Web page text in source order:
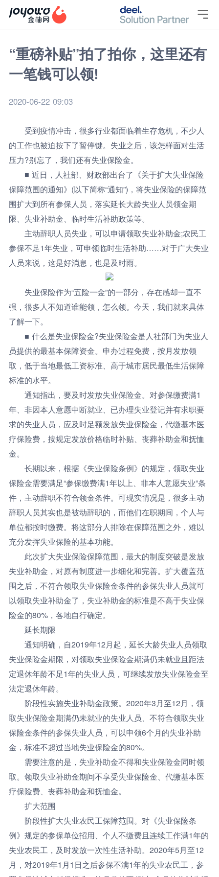

“重磅补贴”拍了拍你，这里还有
一笔钱可以领!
2020-06-22 09:03
受到疫情冲击，很多行业都面临着生存危机，不少人
的工作也被迫按下了暂停键。失业之后，该怎样面对生活
压力?别忘了，我们还有失业保险金。
■ 近日，人社部、财政部出台了《关于扩大失业保险
保障范围的通知》(以下简称“通知”)，将失业保险的保障范
围扩大到所有参保人员，落实延长大龄失业人员领金期
限、失业补助金、临时生活补助政策等。
主动辞职人员失业，可以申请领取失业补助金;农民工
参保不足1年失业，可申领临时生活补助……对于广大失业
人员来说，这是好消息，也是及时雨。
失业保险作为“五险一金”的一部分，存在感却一直不
强，很多人不知道谁能领，怎么领。今天，我们就来具体
了解一下。
■ 什么是失业保险金?失业保险金是人社部门为失业人
员提供的最基本保障资金。申办过程免费，按月发放领
取，低于当地最低工资标准、高于城市居民最低生活保障
标准的水平。
通知指出，要及时发放失业保险金。对参保缴费满1
年、非因本人意愿中断就业、已办理失业登记并有求职要
求的失业人员，应及时足额发放失业保险金，代缴基本医
疗保险费，按规定发放价格临时补贴、丧葬补助金和抚恤
金。
长期以来，根据《失业保险条例》的规定，领取失业
保险金需要满足“参保缴费满1年以上、非本人意愿失业”条
件，主动辞职不符合领金条件。可现实情况是，很多主动
辞职人员其实也是被动辞职的，而他们在职期间，个人与
单位都按时缴费。将这部分人排除在保障范围之外，难以
充分发挥失业保险的基本功能。
此次扩大失业保险保障范围，最大的制度突破是发放
失业补助金，对原有制度进一步细化和完善。扩大覆盖范
围之后，不符合领取失业保险金条件的参保失业人员就可
以领取失业补助金了，失业补助金的标准是不高于失业保
险金的80%，各地自行确定。
延长期限
通知明确，自2019年12月起，延长大龄失业人员领取
失业保险金期限，对领取失业保险金期满仍未就业且距法
定退休年龄不足1年的失业人员，可继续发放失业保险金至
法定退休年龄。
阶段性实施失业补助金政策。2020年3月至12月，领
取失业保险金期满仍未就业的失业人员、不符合领取失业
保险金条件的参保失业人员，可以申领6个月的失业补助
金，标准不超过当地失业保险金的80%。
需要注意的是，失业补助金不得和失业保险金同时领
取。领取失业补助金期间不享受失业保险金、代缴基本医
疗保险费、丧葬补助金和抚恤金。
扩大范围
阶段性扩大失业农民工保障范围。对《失业保险条
例》规定的参保单位招用、个人不缴费且连续工作满1年的
失业农民工，及时发放一次性生活补助。2020年5月至12
月，对2019年1月1日之后参保不满1年的失业农民工，参